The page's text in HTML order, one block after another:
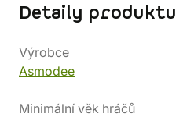
Detaily produktu
Výrobce
Asmodee
Minimální věk hráčů